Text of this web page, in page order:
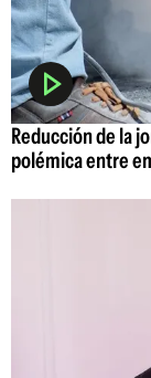
Reducción de la
polémica entre